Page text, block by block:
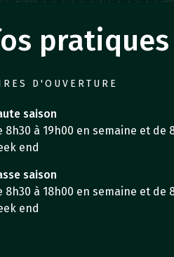
pratiques
D'OUVERTURE
saison
8h30 à 19h00 en semaine et de
end
saison
8h30 à 18h00 en semaine et de
end